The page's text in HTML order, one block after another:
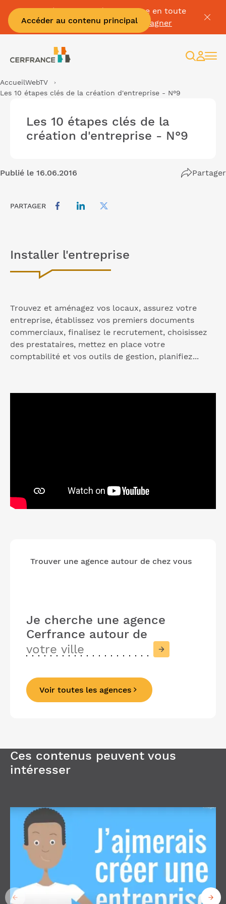
Accéder au contenu principal
Passez à la facture électronique en toute
sérénité :Je me fais accompagner
AccueilWebTV
Les 10 étapes clés de la création d'entreprise - N°9
Les 10 étapes clés de la
création d'entreprise - N°9
Publié le 16.06.2016 Partager
PARTAGER
Installer l'entreprise
Trouvez et aménagez vos locaux, assurez votre
entreprise, établissez vos premiers documents
commerciaux, finalisez le recrutement, choisissez
des prestataires, mettez en place votre
comptabilité et vos outils de gestion, planifiez...
Trouver une agence autour de chez vous
Je cherche une agence
Cerfrance autour de
PrécédentSuivant
Voir toutes les agences
Ces contenus peuvent vous
intéresser